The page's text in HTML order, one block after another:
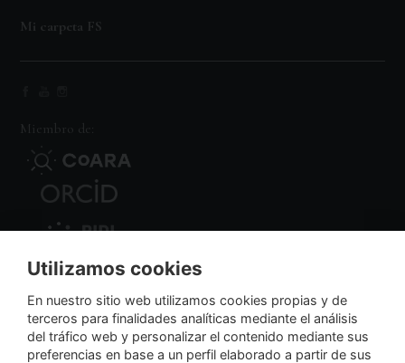
Mi carpeta FS
Miembro de:
Nodo Regional
NextGenerationEU
Utilizamos cookies
En nuestro sitio web utilizamos cookies propias y de
terceros para finalidades analíticas mediante el análisis
del tráfico web y personalizar el contenido mediante sus
preferencias en base a un perfil elaborado a partir de sus